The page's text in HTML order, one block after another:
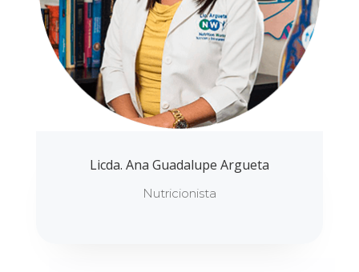
Licda. Ana Guadalupe Argueta
Nutricionista